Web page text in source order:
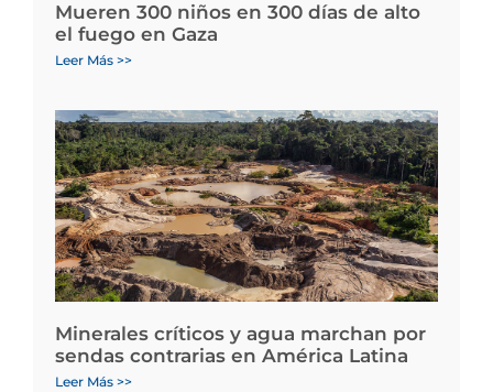
Mueren 300 niños en 300 días de alto
el fuego en Gaza
Leer Más >>
Minerales críticos y agua marchan por
sendas contrarias en América Latina
Leer Más >>